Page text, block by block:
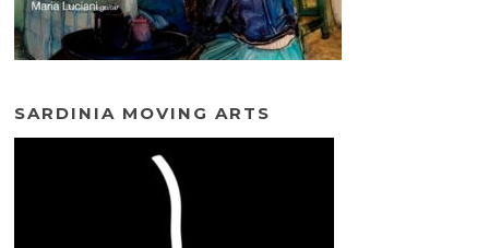
SARDINIA MOVING ARTS